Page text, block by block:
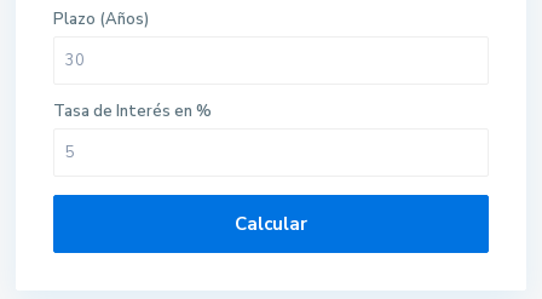
Plazo (Años)
Tasa de Interés en %
Calcular